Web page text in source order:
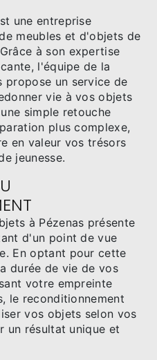
une entreprise
meubles et d'objets de
à son expertise
l'équipe de la
propose un service de
vie à vos objets
simple retouche
plus complexe,
en valeur vos trésors
jeunesse.
à Pézenas présente
d'un point de vue
En optant pour cette
durée de vie de vos
votre empreinte
le reconditionnement
vos objets selon vos
un résultat unique et